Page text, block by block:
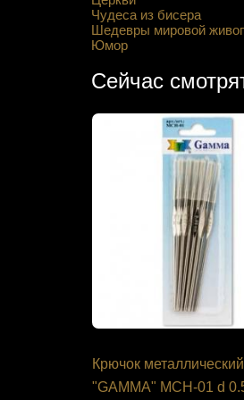
Чудеса из бисера
Шедевры мировой
Юмор
Сейчас
Крючок металлический
"GAMMA" MCH-01 d